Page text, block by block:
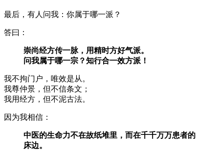
最后，有人问我：你属于哪一派？
答曰：
崇尚经方传一脉，用精时方好气派。
问我属于哪一宗？知行合一效方派！
我不拘门户，唯效是从。
我尊仲景，但不信条文；
我用经方，但不泥古法。
因为我相信：
中医的生命力不在故纸堆里，而在千千万万患者的
床边。